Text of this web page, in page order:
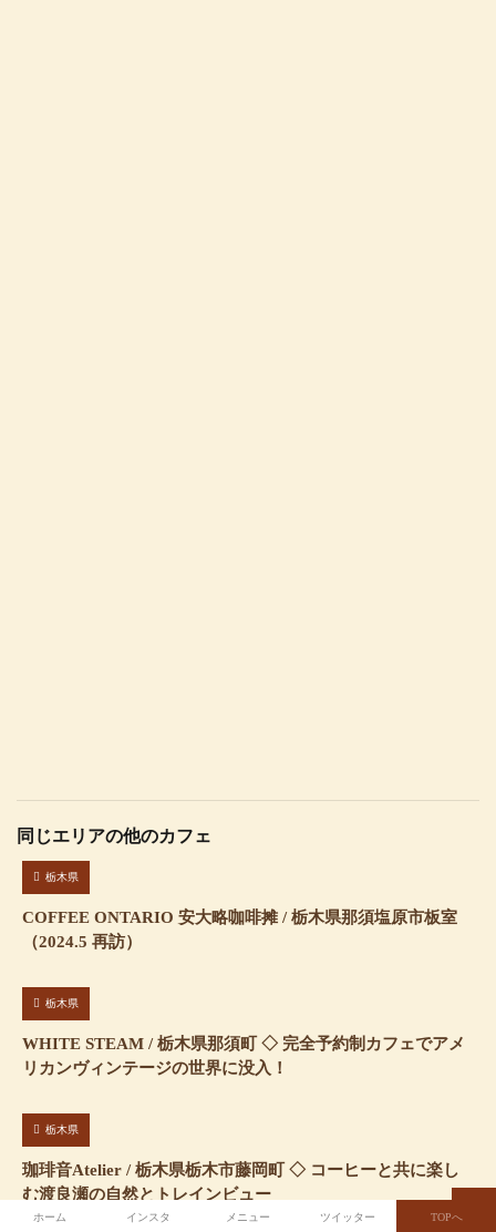
同じエリアの他のカフェ
栃木県
COFFEE ONTARIO 安大略咖啡摊 / 栃木県那須塩原市板室
（2024.5 再訪）
栃木県
WHITE STEAM / 栃木県那須町 ◇ 完全予約制カフェでアメ
リカンヴィンテージの世界に没入！
栃木県
珈琲音Atelier / 栃木県栃木市藤岡町 ◇ コーヒーと共に楽し
む渡良瀬の自然とトレインビュー
ホーム インスタ メニュー ツイッター TOPへ